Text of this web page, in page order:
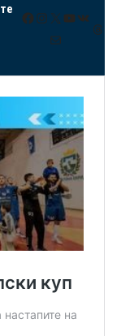
Facebook
Instagram
X YouTube
VK
Mail